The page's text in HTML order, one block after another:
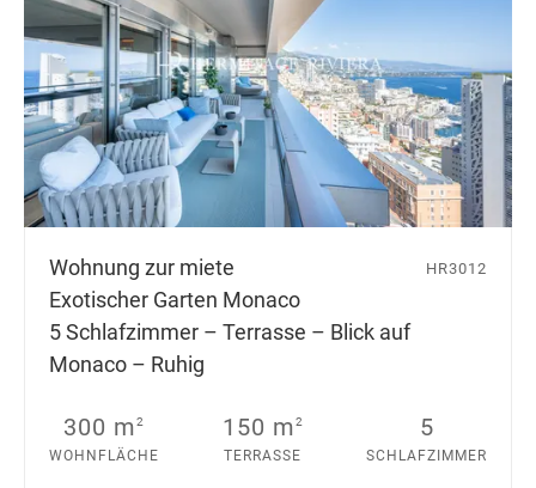
Wohnung zur miete
Exotischer Garten Monaco
5 Schlafzimmer – Terrasse – Blick auf
Monaco – Ruhig
HR3012
300 m2
WOHNFLÄCHE
150 m2
TERRASSE
5
SCHLAFZIMMER